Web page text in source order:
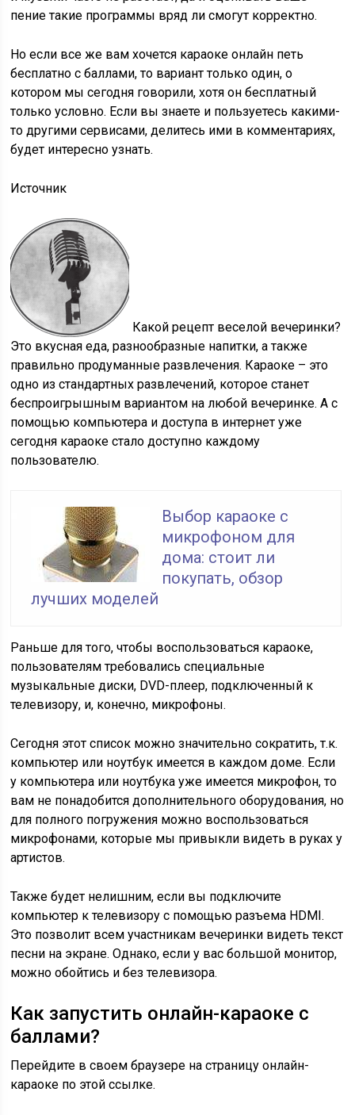
пение такие программы вряд ли смогут корректно.
Но если все же вам хочется караоке онлайн петь
бесплатно с баллами, то вариант только один, о
котором мы сегодня говорили, хотя он бесплатный
только условно. Если вы знаете и пользуетесь какими-
то другими сервисами, делитесь ими в комментариях,
будет интересно узнать.
Источник
Какой рецепт веселой вечеринки?
Это вкусная еда, разнообразные напитки, а также
правильно продуманные развлечения. Караоке – это
одно из стандартных развлечений, которое станет
беспроигрышным вариантом на любой вечеринке. А с
помощью компьютера и доступа в интернет уже
сегодня караоке стало доступно каждому
пользователю.
Выбор караоке с
микрофоном для
дома: стоит ли
покупать, обзор
лучших моделей
Раньше для того, чтобы воспользоваться караоке,
пользователям требовались специальные
музыкальные диски, DVD-плеер, подключенный к
телевизору, и, конечно, микрофоны.
Сегодня этот список можно значительно сократить, т.к.
компьютер или ноутбук имеется в каждом доме. Если
у компьютера или ноутбука уже имеется микрофон, то
вам не понадобится дополнительного оборудования, но
для полного погружения можно воспользоваться
микрофонами, которые мы привыкли видеть в руках у
артистов.
Также будет нелишним, если вы подключите
компьютер к телевизору с помощью разъема HDMI.
Это позволит всем участникам вечеринки видеть текст
песни на экране. Однако, если у вас большой монитор,
можно обойтись и без телевизора.
Как запустить онлайн-караоке с
баллами?
Перейдите в своем браузере на страницу онлайн-
караоке по этой ссылке.